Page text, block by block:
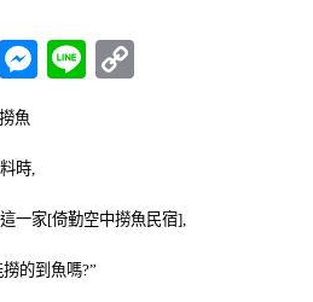
Facebook
Messenger
Line
時,
一家[倚勤空中撈魚民宿],
的到魚嗎?”